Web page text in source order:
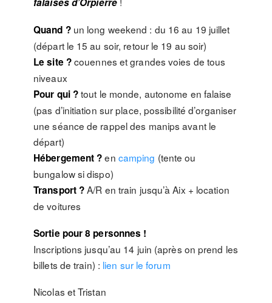
Quand ?un long weekend : du 16 au 19 juillet
(départ le 15 au soir, retour le 19 au soir)
Le site ?couennes et grandes voies de tous
niveaux
Pour qui ?tout le monde, autonome en falaise
(pas d’initiation sur place, possibilité d’organiser
une séance de rappel des manips avant le
départ)
Hébergement ?en camping (tente ou
bungalow si dispo)
Transport ?A/R en train jusqu’à Aix + location
de voitures
Sortie pour 8 personnes !
Inscriptions jusqu’au 14 juin (après on prend les
billets de train) : lien sur le forum
Nicolas et Tristan